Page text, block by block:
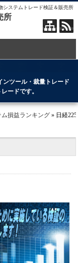
システムトレード検証＆販売所
所
ツール・裁量トレード
ードです。
ム損益ランキング » 日経225